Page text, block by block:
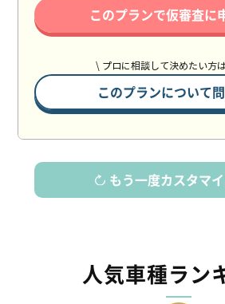
このプランで仮審査に
\ プロに相談して決めたい方
このプランについて
もう一度カスタマ
人気車種ラン